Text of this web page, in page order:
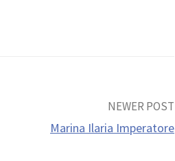
NEWER POST
Marina Ilaria Imperatore